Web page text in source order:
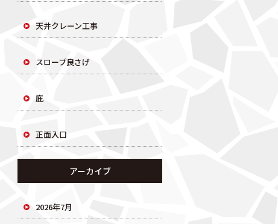
天井クレーン工事
スロープ良さげ
庇
正面入口
アーカイブ
2026年7月